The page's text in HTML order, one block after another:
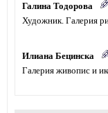
Галина Тодорова
Художник. Галерия
Илиана Бецинска
Галерия живопис и